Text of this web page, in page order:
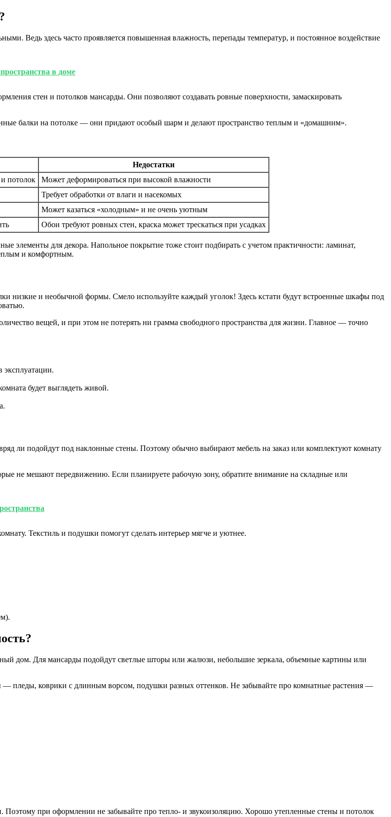
Ведь здесь часто проявляется повышенная влажность, перепады температур, и постоянное воздействие
в доме
стен и потолков мансарды. Они позволяют создавать ровные поверхности, замаскировать
балки на потолке — они придают особый шарм и делают пространство теплым и «домашним».
Недостатки
потолок
Может деформироваться при высокой влажности
Требует обработки от влаги и насекомых
Может казаться «холодным» и не очень уютным
Обои требуют ровных стен, краска может трескаться при усадках
элементы для декора. Напольное покрытие тоже стоит подбирать с учетом практичности: ламинат,
и комфортным.
низкие и необычной формы. Смело используйте каждый уголок! Здесь кстати будут встроенные шкафы под
вещей, и при этом не потерять ни грамма свободного пространства для жизни. Главное — точно
будет выглядеть живой.
ли подойдут под наклонные стены. Поэтому обычно выбирают мебель на заказ или комплектуют комнату
не мешают передвижению. Если планируете рабочую зону, обратите внимание на складные или
Текстиль и подушки помогут сделать интерьер мягче и уютнее.
дом. Для мансарды подойдут светлые шторы или жалюзи, небольшие зеркала, объемные картины или
— пледы, коврики с длинным ворсом, подушки разных оттенков. Не забывайте про комнатные растения —
Поэтому при оформлении не забывайте про тепло- и звукоизоляцию. Хорошо утепленные стены и потолок